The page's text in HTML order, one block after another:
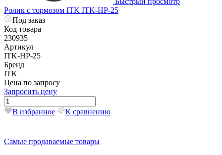
Ролик с тормозом ITK ITK-HP-25
Под заказ
Код товара
230935
Артикул
ITK-HP-25
Бренд
ITK
Цена по запросу
Запросить цену
В избранное К сравнению
Самые продаваемые товары